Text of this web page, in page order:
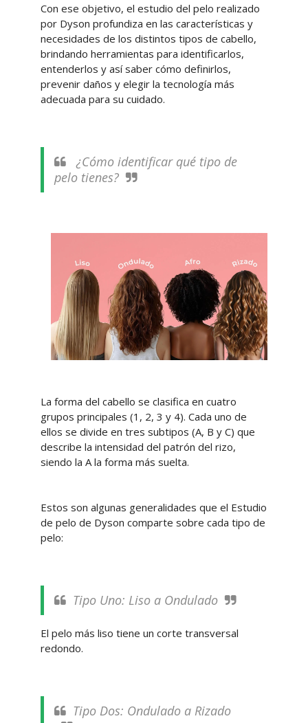
Con ese objetivo, el estudio del pelo realizado
por Dyson profundiza en las características y
necesidades de los distintos tipos de cabello,
brindando herramientas para identificarlos,
entenderlos y así saber cómo definirlos,
prevenir daños y elegir la tecnología más
adecuada para su cuidado.
¿Cómo identificar qué tipo de
pelo tienes?
La forma del cabello se clasifica en cuatro
grupos principales (1, 2, 3 y 4). Cada uno de
ellos se divide en tres subtipos (A, B y C) que
describe la intensidad del patrón del rizo,
siendo la A la forma más suelta.
Estos son algunas generalidades que el Estudio
de pelo de Dyson comparte sobre cada tipo de
pelo:
Tipo Uno: Liso a Ondulado
El pelo más liso tiene un corte transversal
redondo.
Tipo Dos: Ondulado a Rizado